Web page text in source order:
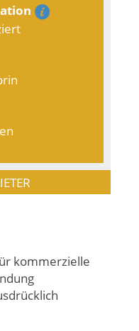
kommerzielle